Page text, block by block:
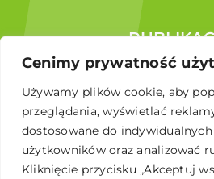
Cenimy prywatność
Używamy plików cookie, aby
przeglądania, wyświetlać
dostosowane do
użytkowników oraz analizować
Kliknięcie przycisku „Akceptuj
Raporty
Broszura edukacyjna